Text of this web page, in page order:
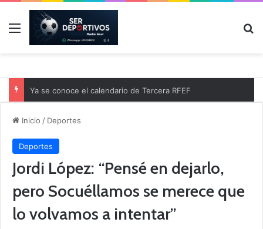
Menú
Ya se conoce el calendario de Tercera RFEF
Inicio / Deportes
Deportes
Jordi López: “Pensé en dejarlo,
pero Socuéllamos se merece que
lo volvamos a intentar”